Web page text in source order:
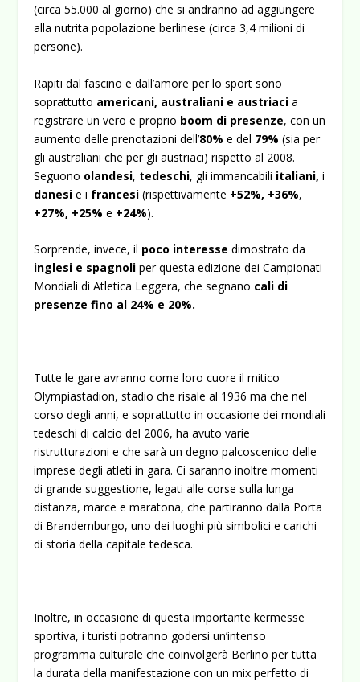
(circa 55.000 al giorno) che si andranno ad aggiungere
alla nutrita popolazione berlinese (circa 3,4 milioni di
persone).
Rapiti dal fascino e dall’amore per lo sport sono
soprattutto americani, australiani e austriaci a
registrare un vero e proprio boom di presenze, con un
aumento delle prenotazioni dell’80%e del 79%(sia per
gli australiani che per gli austriaci) rispetto al 2008.
Seguono olandesi, tedeschi, gli immancabili italiani,i
danesi e i francesi (rispettivamente +52%, +36%,
+27%, +25% e +24%).
Sorprende, invece, il poco interesse dimostrato da
inglesi e spagnoli per questa edizione dei Campionati
Mondiali di Atletica Leggera, che segnano cali di
presenze fino al 24% e 20%.
Tutte le gare avranno come loro cuore il mitico
Olympiastadion, stadio che risale al 1936 ma che nel
corso degli anni, e soprattutto in occasione dei mondiali
tedeschi di calcio del 2006, ha avuto varie
ristrutturazioni e che sarà un degno palcoscenico delle
imprese degli atleti in gara. Ci saranno inoltre momenti
di grande suggestione, legati alle corse sulla lunga
distanza, marce e maratona, che partiranno dalla Porta
di Brandemburgo, uno dei luoghi più simbolici e carichi
di storia della capitale tedesca.
Inoltre, in occasione di questa importante kermesse
sportiva, i turisti potranno godersi un’intenso
programma culturale che coinvolgerà Berlino per tutta
la durata della manifestazione con un mix perfetto di